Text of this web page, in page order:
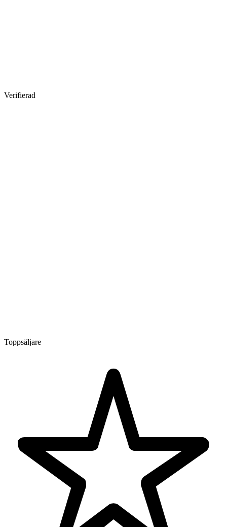
Verifierad
Toppsäljare